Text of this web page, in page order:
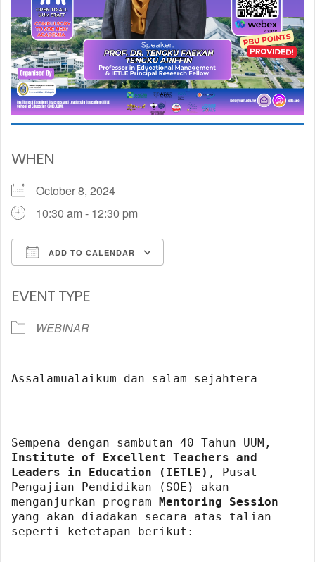
WHEN
October 8, 2024
10:30 am - 12:30 pm
ADD TO CALENDAR
EVENT TYPE
WEBINAR
Assalamualaikum dan salam sejahtera
Sempena dengan sambutan 40 Tahun UUM,
Institute of Excellent Teachers and
Leaders in Education (IETLE) , Pusat
Pengajian Pendidikan (SOE) akan
menganjurkan program
Mentoring Session
yang akan diadakan secara atas talian
seperti ketetapan berikut: